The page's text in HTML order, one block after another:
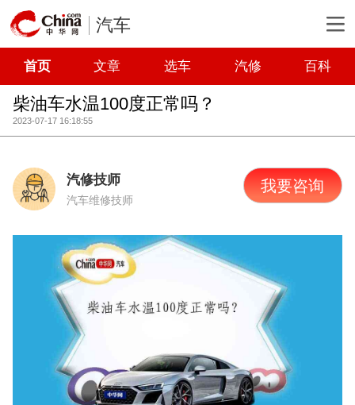
汽车
首页 文章 选车 汽修 百科
柴油车水温100度正常吗？
2023-07-17 16:18:55
汽修技师
汽车维修技师
我要咨询